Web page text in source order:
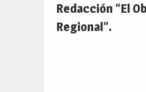
Redacción “El
Regional”.